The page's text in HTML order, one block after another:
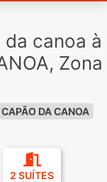
canoa à
Zona
CAPÃO DA CANOA
2 SUÍTES